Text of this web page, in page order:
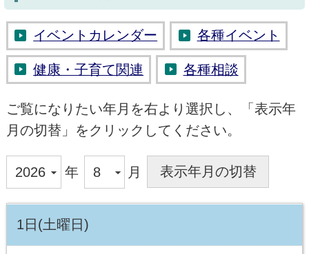
イベントカレンダー 各種イベント
健康・子育て関連 各種相談
ご覧になりたい年月を右より選択し、「表示年
月の切替」をクリックしてください。
年 月
1日(土曜日)